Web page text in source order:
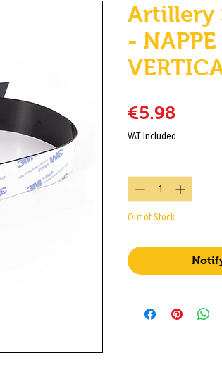
Artillery
-
€5.98
VAT Included
Out of Stock